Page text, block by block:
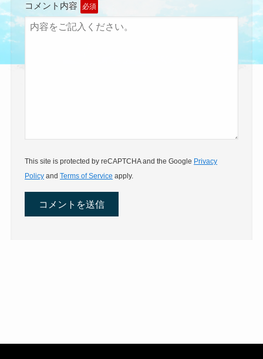
コメント内容 必須
This site is protected by reCAPTCHA and the Google Privacy
Policy andTerms of Service apply.